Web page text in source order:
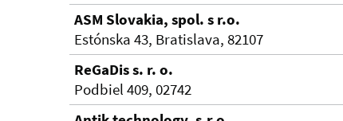
ASM Slovakia, spol. s r.o.
Estónska 43, Bratislava, 82107
ReGaDis s. r. o.
Podbiel 409, 02742